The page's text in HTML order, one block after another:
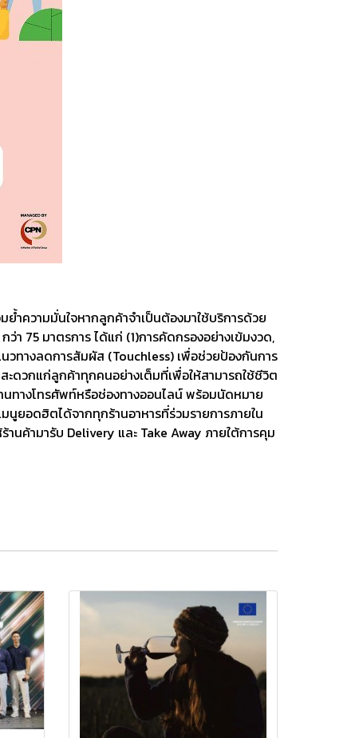
ำความมั่นใจหากลูกค้าจำเป็นต้องมาใช้บริการด้วย
า 75 มาตรการ ได้แก่ (1)การคัดกรองอย่างเข้มงวด,
วทางลดการสัมผัส (Touchless) เพื่อช่วยป้องกันการ
ะดวกแก่ลูกค้าทุกคนอย่างเต็มที่เพื่อให้สามารถใช้ชีวิต
ทางโทรศัพท์หรือช่องทางออนไลน์ พร้อมนัดหมาย
นูยอดฮิตได้จากทุกร้านอาหารที่ร่วมรายการภายใน
นค้ามารับ Delivery และ Take Away ภายใต้การคุม